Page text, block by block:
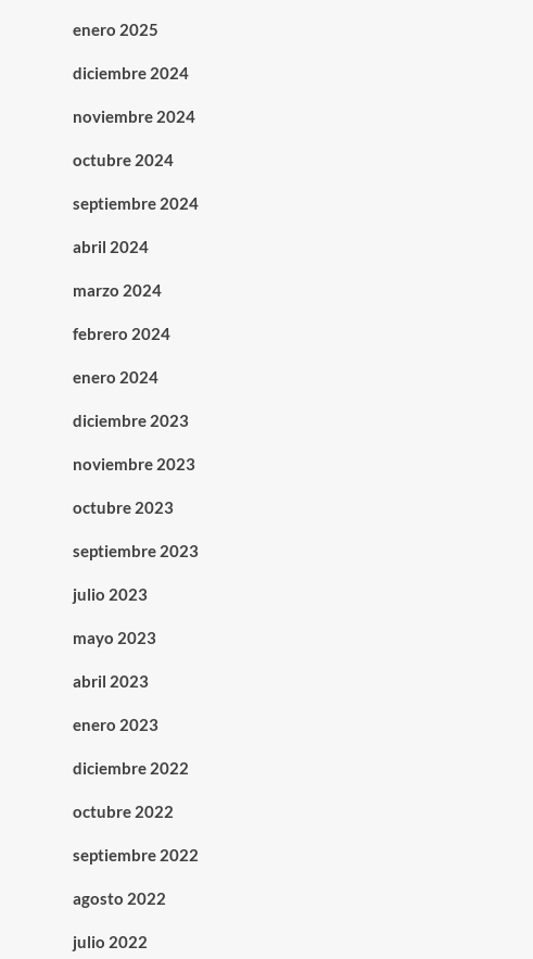
enero 2025
diciembre 2024
noviembre 2024
octubre 2024
septiembre 2024
abril 2024
marzo 2024
febrero 2024
enero 2024
diciembre 2023
noviembre 2023
octubre 2023
septiembre 2023
julio 2023
mayo 2023
abril 2023
enero 2023
diciembre 2022
octubre 2022
septiembre 2022
agosto 2022
julio 2022